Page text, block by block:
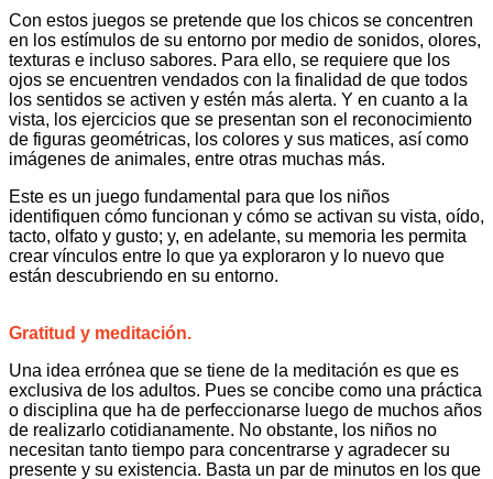
Con estos juegos se pretende que los chicos se concentren
en los estímulos de su entorno por medio de sonidos, olores,
texturas e incluso sabores. Para ello, se requiere que los
ojos se encuentren vendados con la finalidad de que todos
los sentidos se activen y estén más alerta. Y en cuanto a la
vista, los ejercicios que se presentan son el reconocimiento
de figuras geométricas, los colores y sus matices, así como
imágenes de animales, entre otras muchas más.
Este es un juego fundamental para que los niños
identifiquen cómo funcionan y cómo se activan su vista, oído,
tacto, olfato y gusto; y, en adelante, su memoria les permita
crear vínculos entre lo que ya exploraron y lo nuevo que
están descubriendo en su entorno.
Gratitud y meditación.
Una idea errónea que se tiene de la meditación es que es
exclusiva de los adultos. Pues se concibe como una práctica
o disciplina que ha de perfeccionarse luego de muchos años
de realizarlo cotidianamente. No obstante, los niños no
necesitan tanto tiempo para concentrarse y agradecer su
presente y su existencia. Basta un par de minutos en los que